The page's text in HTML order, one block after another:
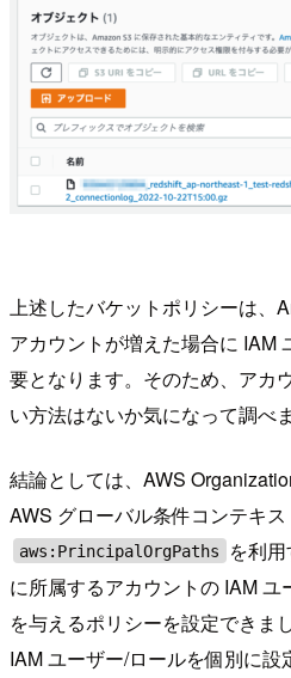
上述したバケットポリシーは、
アカウントが増えた場合に IAM
要となります。そのため、アカ
い方法はないか気になって調べま
結論としては、AWS
AWS グローバル条件コンテキ
aws:PrincipalOrgPaths
を利
に所属するアカウントの IAM
を与えるポリシーを設定できま
IAM ユーザー/ロールを個別に